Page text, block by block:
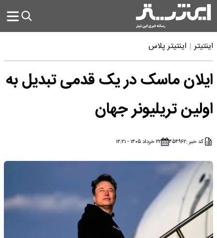
اینتیتر اینتیتر پلاس
ایلان ماسک در یک قدمی تبدیل به
اولین تریلیونر جهان
کد خبر :۴۵۴۹۶۲ ۲۲ خرداد ۱۴۰۵ - ۱۲:۲۱